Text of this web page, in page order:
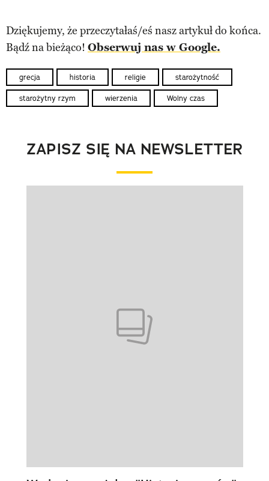
Dziękujemy, że przeczytałaś/eś nasz artykuł do końca.
Bądź na bieżąco! Obserwuj nas w Google.
grecja historia religie starożytność
starożytny rzym wierzenia Wolny czas
ZAPISZ SIĘ NA NEWSLETTER